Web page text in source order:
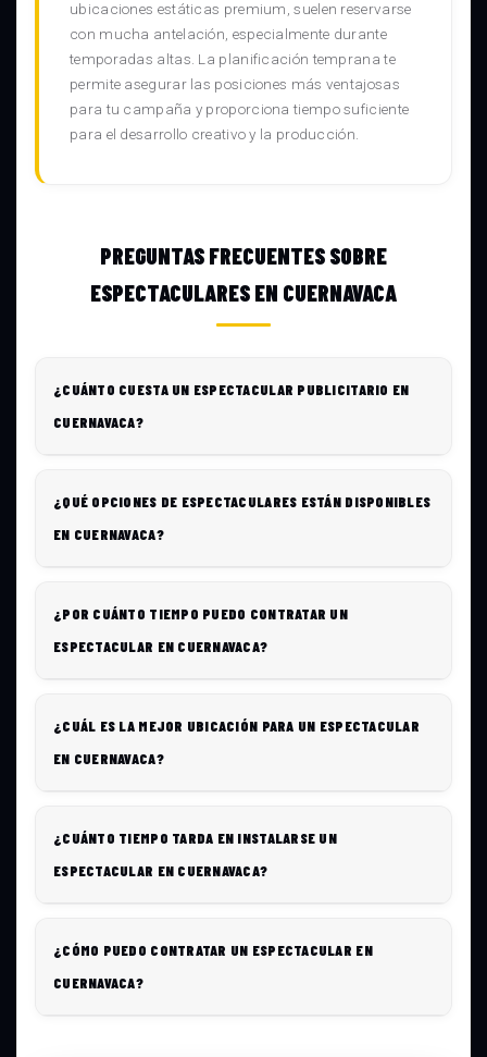
ubicaciones estáticas premium, suelen reservarse
con mucha antelación, especialmente durante
temporadas altas. La planificación temprana te
permite asegurar las posiciones más ventajosas
para tu campaña y proporciona tiempo suficiente
para el desarrollo creativo y la producción.
PREGUNTAS FRECUENTES SOBRE
ESPECTACULARES EN CUERNAVACA
¿CUÁNTO CUESTA UN ESPECTACULAR PUBLICITARIO EN
CUERNAVACA?
¿QUÉ OPCIONES DE ESPECTACULARES ESTÁN DISPONIBLES
EN CUERNAVACA?
¿POR CUÁNTO TIEMPO PUEDO CONTRATAR UN
ESPECTACULAR EN CUERNAVACA?
¿CUÁL ES LA MEJOR UBICACIÓN PARA UN ESPECTACULAR
EN CUERNAVACA?
¿CUÁNTO TIEMPO TARDA EN INSTALARSE UN
ESPECTACULAR EN CUERNAVACA?
¿CÓMO PUEDO CONTRATAR UN ESPECTACULAR EN
CUERNAVACA?